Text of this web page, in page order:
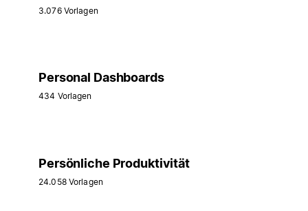
3.076 Vorlagen
Personal Dashboards
434 Vorlagen
Persönliche Produktivität
24.058 Vorlagen